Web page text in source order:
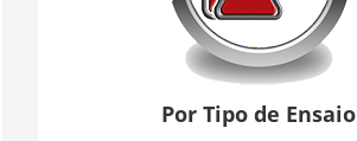
Por Tipo de Ensaio